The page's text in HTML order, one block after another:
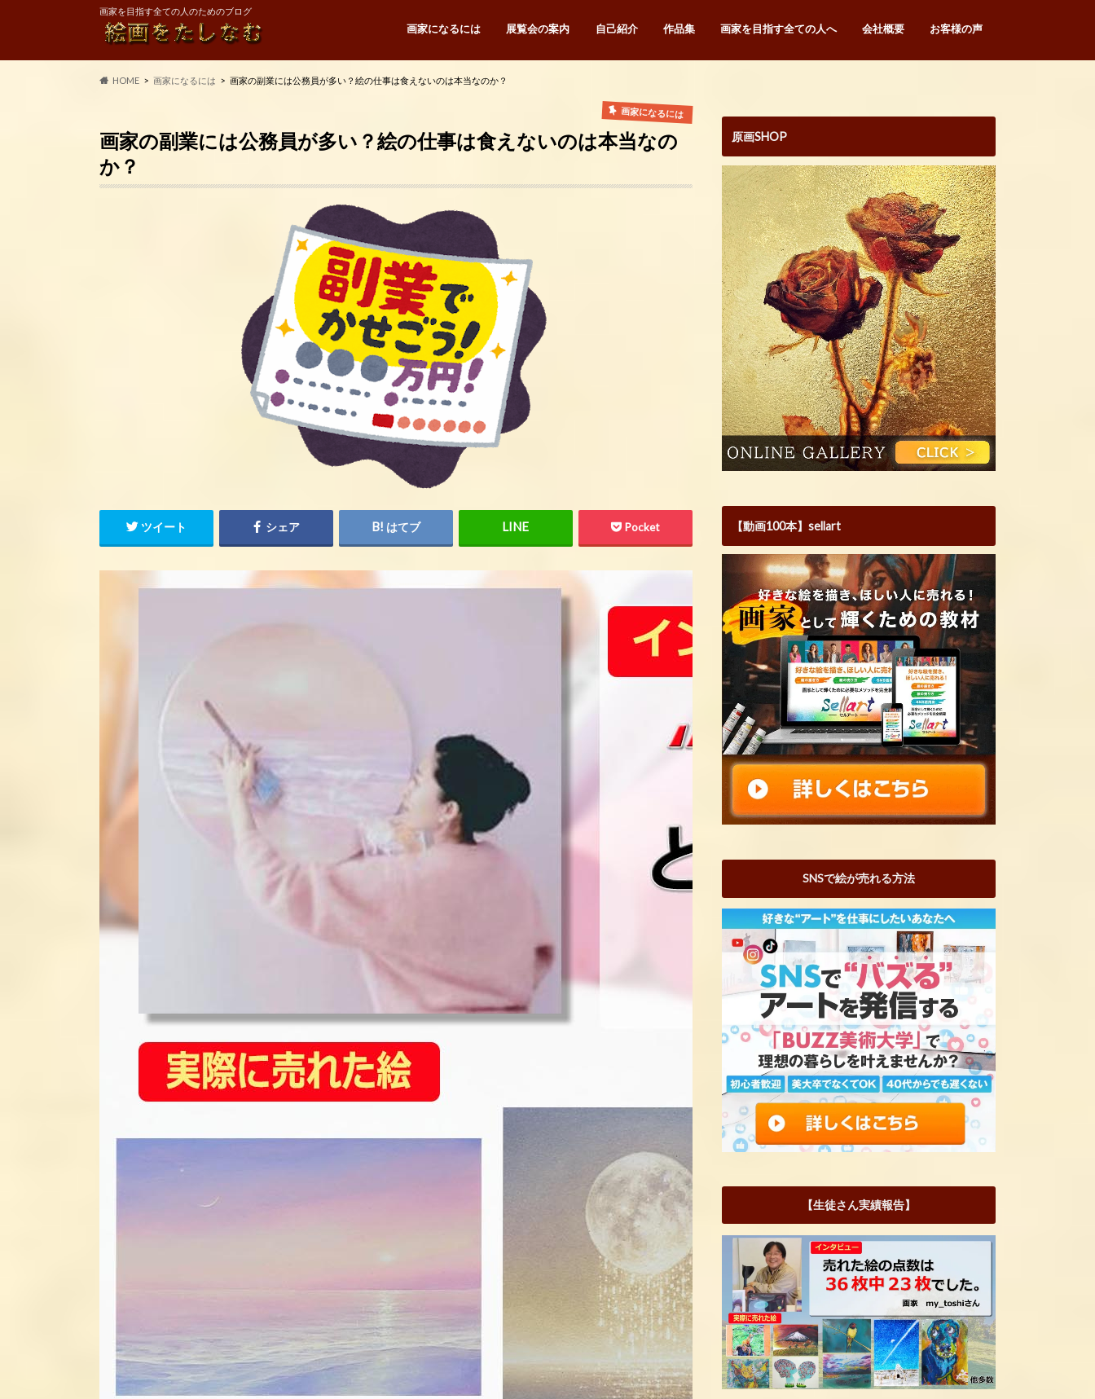
画家を目指す全ての人のためのブログ
画家になるには 展覧会の案内 自己紹介 作品集 画家を目指す全ての人へ 会社概要 お客様の声
HOME 画家になるには 画家の副業には公務員が多い？絵の仕事は食えないのは本当なのか？
画家になるには
画家の副業には公務員が多い？絵の仕事は食えないのは本当なの
か？
ツイート シェア はてブ Pocket
原画SHOP
【動画100本】sellart
SNSで絵が売れる方法
【生徒さん実績報告】